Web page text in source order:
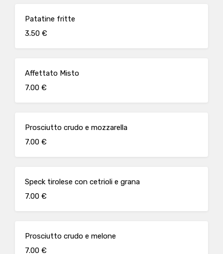
Patatine fritte
3.50 €
Affettato Misto
7.00 €
Prosciutto crudo e mozzarella
7.00 €
Speck tirolese con cetrioli e grana
7.00 €
Prosciutto crudo e melone
7.00 €